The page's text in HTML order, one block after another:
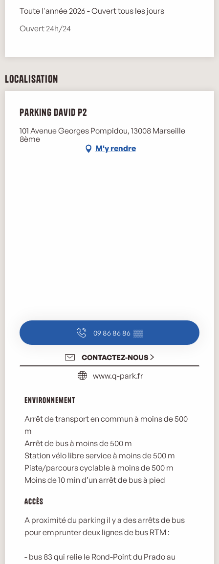
Toute l'année 2026 - Ouvert tous les jours
Ouvert 24h/24
Localisation
Parking David P2
101 Avenue Georges Pompidou, 13008 Marseille
8ème
M'y rendre
09 86 86 86 ▒▒
CONTACTEZ-NOUS
www.q-park.fr
Environnement
Environnement
Arrêt de transport en commun à moins de 500
m
Arrêt de bus à moins de 500 m
Station vélo libre service à moins de 500 m
Piste/parcours cyclable à moins de 500 m
Moins de 10 min d’un arrêt de bus à pied
Accès
Accès
A proximité du parking il y a des arrêts de bus
pour emprunter deux lignes de bus RTM :
- bus 83 qui relie le Rond-Point du Prado au